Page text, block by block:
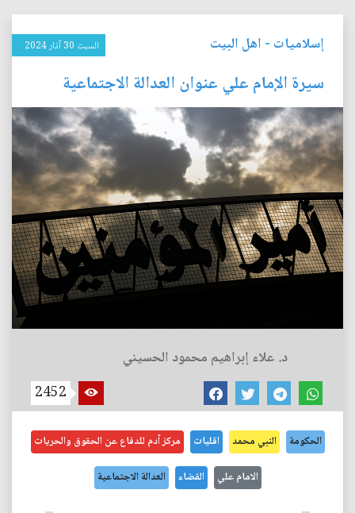
إسلاميات - اهل البيت السبت 30 آذار 2024
سيرة الإمام علي عنوان العدالة الاجتماعية
د. علاء إبراهيم محمود الحسيني
2452
الحكومة النبي محمد اقليات مركز آدم للدفاع عن الحقوق والحريات
الامام علي القضاء العدالة الاجتماعية